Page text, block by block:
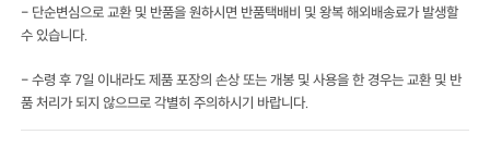
- 단순변심으로 교환 및 반품을 원하시면 반품택배비 및 왕복 해외배송료가 발생할
수 있습니다.
- 수령 후 7일 이내라도 제품 포장의 손상 또는 개봉 및 사용을 한 경우는 교환 및 반
품 처리가 되지 않으므로 각별히 주의하시기 바랍니다.